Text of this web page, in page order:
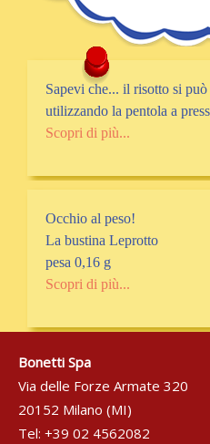
Sapevi che... il risotto si
utilizzando la pentola a
Scopri di più...
Occhio al peso!
La bustina Leprotto
pesa 0,16 g
Scopri di più...
Bonetti Spa
Via delle Forze Armate 320
20152 Milano (MI)
Tel: +39 02 4562082